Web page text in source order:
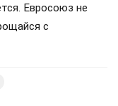
Евросоюз не
с